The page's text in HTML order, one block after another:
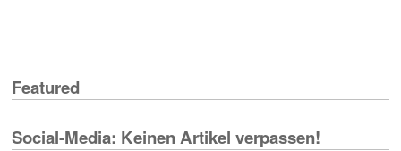
Featured
Social-Media: Keinen Artikel verpassen!